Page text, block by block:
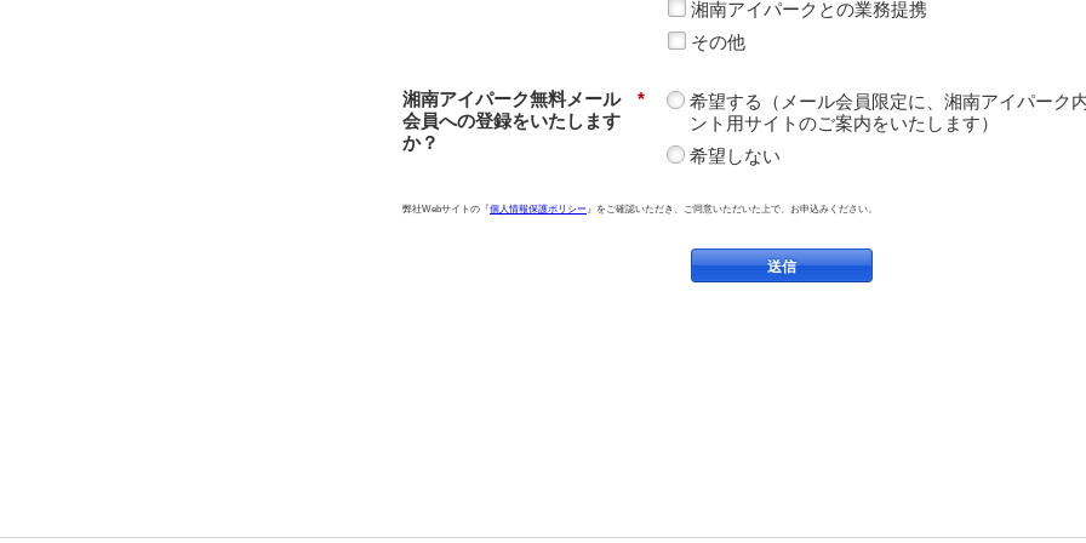
湘南アイパークとの業務提携
その他
*
湘南アイパーク無料メール
会員への登録をいたします
か？
希望する（メール会員限定に、湘南アイパーク
ント用サイトのご案内をいたします）
希望しない
弊社Webサイトの『個人情報保護ポリシー』をご確認いただき、ご同意いただいた上で、お申込みください。
送信